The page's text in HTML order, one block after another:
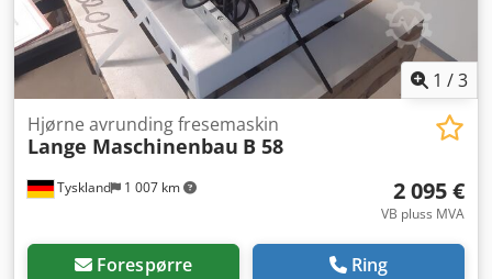
1 /3
Tyskland 1 007 km
Hjørne avrunding fresemaskin
Lange Maschinenbau B 58
2 095 €
VB pluss MVA
Forespørre Ring